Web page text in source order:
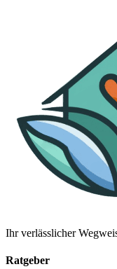
Ihr verlässlicher
Ratgeber